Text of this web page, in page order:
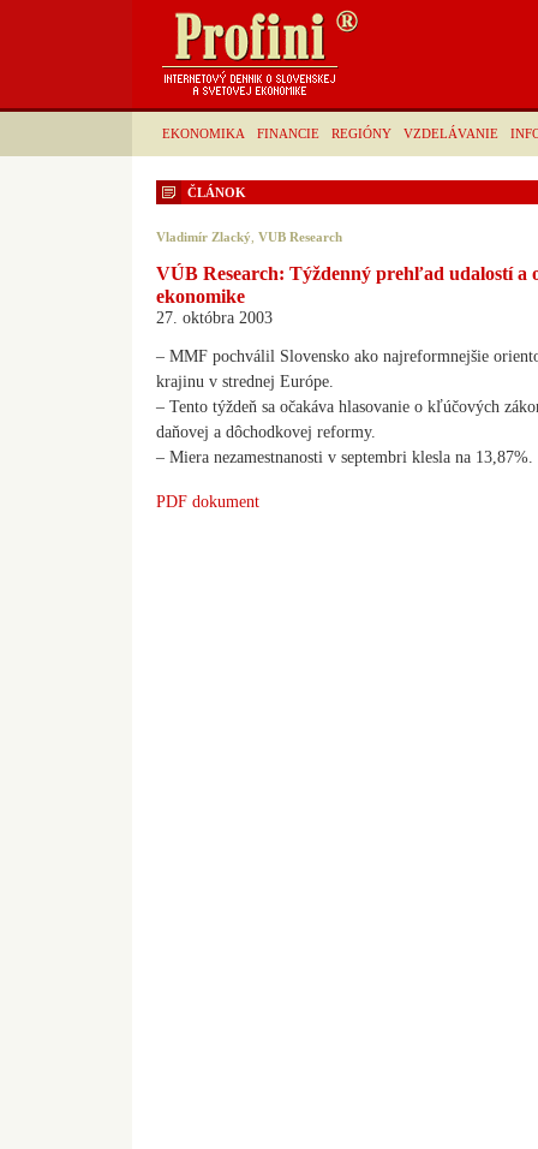
EKONOMIKA FINANCIE REGIÓNY VZDELÁVANIE
ČLÁNOK
Vladimír Zlacký VUB Research
VÚB Research: Týždenný prehľad udalostí a
ekonomike
27. októbra 2003
– MMF pochválil Slovensko ako najreformnejšie
krajinu v strednej Európe.
– Tento týždeň sa očakáva hlasovanie o kľúčových
daňovej a dôchodkovej reformy.
– Miera nezamestnanosti v septembri klesla na 13,87%.
PDF dokument